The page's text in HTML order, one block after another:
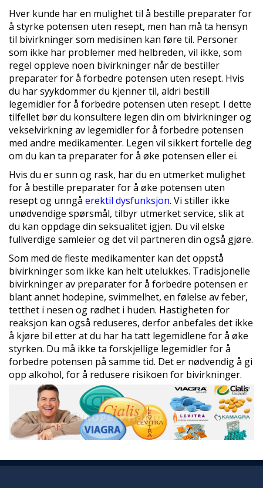
Hver kunde har en mulighet til å bestille preparater for
å styrke potensen uten resept, men han må ta hensyn
til bivirkninger som medisinen kan føre til. Personer
som ikke har problemer med helbreden, vil ikke, som
regel oppleve noen bivirkninger når de bestiller
preparater for å forbedre potensen uten resept. Hvis
du har syykdommer du kjenner til, aldri bestill
legemidler for å forbedre potensen uten resept. I dette
tilfellet bør du konsultere legen din om bivirkninger og
vekselvirkning av legemidler for å forbedre potensen
med andre medikamenter. Legen vil sikkert fortelle deg
om du kan ta preparater for å øke potensen eller ei.
Hvis du er sunn og rask, har du en utmerket mulighet
for å bestille preparater for å øke potensen uten
resept og unngå erektil dysfunksjon. Vi stiller ikke
unødvendige spørsmål, tilbyr utmerket service, slik at
du kan oppdage din seksualitet igjen. Du vil elske
fullverdige samleier og det vil partneren din også gjøre.
Som med de fleste medikamenter kan det oppstå
bivirkninger som ikke kan helt utelukkes. Tradisjonelle
bivirkninger av preparater for å forbedre potensen er
blant annet hodepine, svimmelhet, en følelse av feber,
tetthet i nesen og rødhet i huden. Hastigheten for
reaksjon kan også reduseres, derfor anbefales det ikke
å kjøre bil etter at du har ha tatt legemidlene for å øke
styrken. Du må ikke ta forskjellige legemidler for å
forbedre potensen på samme tid. Det er nødvendig å gi
opp alkohol, for å redusere risikoen for bivirkninger.